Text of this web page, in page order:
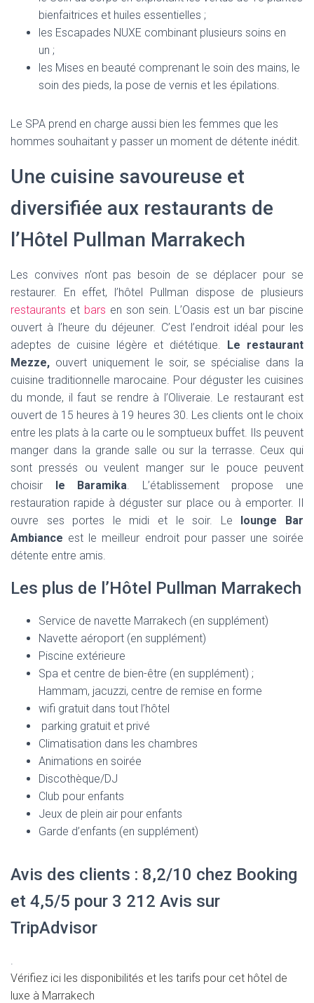
bienfaitrices et huiles essentielles ;
les Escapades NUXE combinant plusieurs soins en
un ;
les Mises en beauté comprenant le soin des mains, le
soin des pieds, la pose de vernis et les épilations.
Le SPA prend en charge aussi bien les femmes que les
hommes souhaitant y passer un moment de détente inédit.
Une cuisine savoureuse et
diversifiée aux restaurants de
l’Hôtel Pullman Marrakech
Les convives n’ont pas besoin de se déplacer pour se
restaurer. En effet, l’hôtel Pullman dispose de plusieurs
restaurants et bars en son sein. L’Oasis est un bar piscine
ouvert à l’heure du déjeuner. C’est l’endroit idéal pour les
adeptes de cuisine légère et diététique. Le restaurant
Mezze, ouvert uniquement le soir, se spécialise dans la
cuisine traditionnelle marocaine. Pour déguster les cuisines
du monde, il faut se rendre à l’Oliveraie. Le restaurant est
ouvert de 15 heures à 19 heures 30. Les clients ont le choix
entre les plats à la carte ou le somptueux buffet. Ils peuvent
manger dans la grande salle ou sur la terrasse. Ceux qui
sont pressés ou veulent manger sur le pouce peuvent
choisir le Baramika . L’établissement propose une
restauration rapide à déguster sur place ou à emporter. Il
ouvre ses portes le midi et le soir. Le lounge Bar
Ambiance est le meilleur endroit pour passer une soirée
détente entre amis.
Les plus de l’Hôtel Pullman Marrakech
Service de navette Marrakech (en supplément)
Navette aéroport (en supplément)
Piscine extérieure
Spa et centre de bien-être (en supplément) ;
Hammam, jacuzzi, centre de remise en forme
wifi gratuit dans tout l’hôtel
parking gratuit et privé
Climatisation dans les chambres
Animations en soirée
Discothèque/DJ
Club pour enfants
Jeux de plein air pour enfants
Garde d’enfants (en supplément)
Avis des clients : 8,2/10 chez Booking
et 4,5/5 pour 3 212 Avis sur
TripAdvisor
Vérifiez ici les disponibilités et les tarifs pour cet hôtel de
luxe à Marrakech